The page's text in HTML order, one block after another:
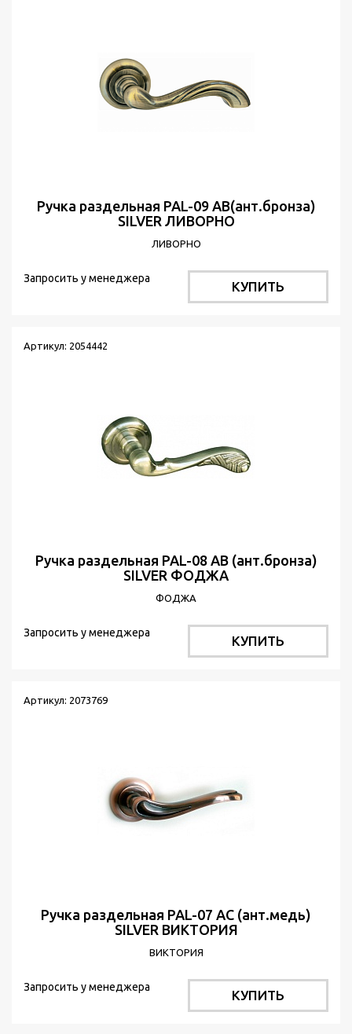
Ручка раздельная PAL-09 АВ(ант.бронза)
SILVER ЛИВОРНО
ЛИВОРНО
Запросить у менеджера
КУПИТЬ
Артикул: 2054442
Ручка раздельная PAL-08 АВ (ант.бронза)
SILVER ФОДЖА
ФОДЖА
Запросить у менеджера
КУПИТЬ
Артикул: 2073769
Ручка раздельная PAL-07 АС (ант.медь)
SILVER ВИКТОРИЯ
ВИКТОРИЯ
Запросить у менеджера
КУПИТЬ